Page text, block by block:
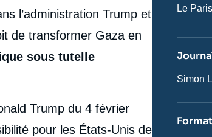
l’administration Trump et
de transformer Gaza en
sous tutelle
Trump du 4 février
pour les États-Unis de
Nom
revue
Le
Simon
Format